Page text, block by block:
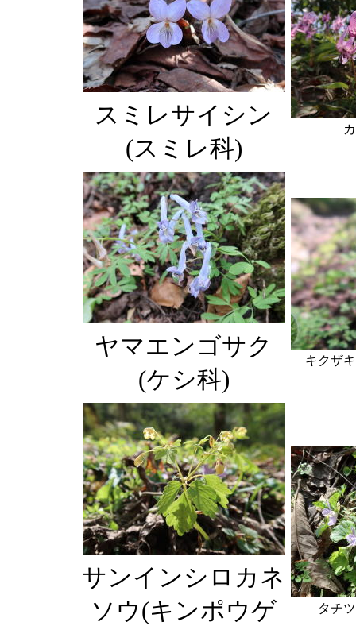
スミレサイシン
(スミレ科)
ヤマエンゴサク
(ケシ科)
キクザ
サンインシロカネ
ソウ(キンポウゲ
タチ